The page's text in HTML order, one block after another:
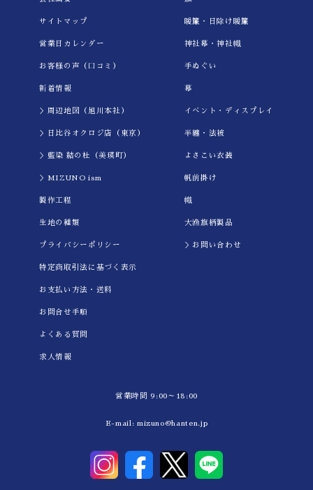
サイトマップ
営業日カレンダー
お客様の声（口コミ）
新着情報
＞周辺地図（旭川本社）
＞日比谷オクロジ店（東京）
＞藍染 結の杜（美瑛町）
＞MIZUNO ism
製作工程
生地の種類
プライバシーポリシー
特定商取引法に基づく表示
お支払い方法・送料
お問合せ手順
よくある質問
求人情報
暖簾・日除け暖簾
神社幕・神社幟
手ぬぐい
幕
イべント・ディスプレイ
半纏・法被
よさこい衣装
帆前掛け
幟
大漁旗柄製品
＞お問い合わせ
営業時間 9:00～18:00
E-mail: mizuno@hanten.jp